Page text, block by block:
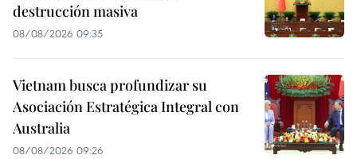
destrucción masiva
08/08/2026 09:35
Vietnam busca profundizar su
Asociación Estratégica Integral con
Australia
08/08/2026 09:26